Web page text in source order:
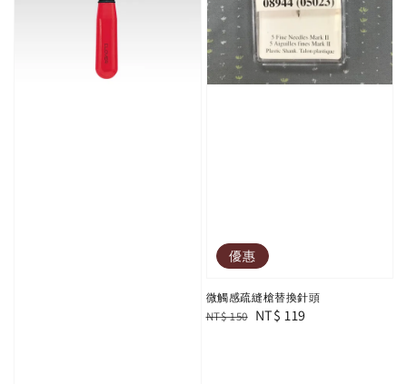
優惠
微觸感疏縫槍替換針頭
Regular
NT$ 150 Sale
NT$ 119